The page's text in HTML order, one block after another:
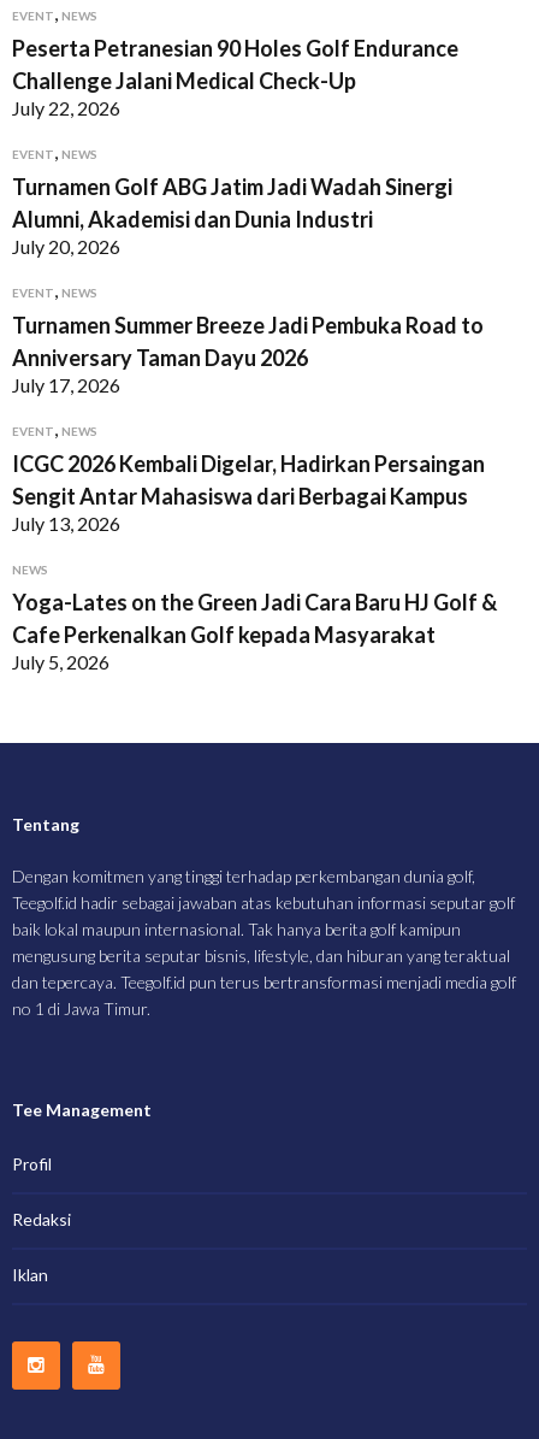
EVENT NEWS
Peserta Petranesian 90 Holes Golf Endurance
Challenge Jalani Medical Check-Up
July 22, 2026
EVENT NEWS
Turnamen Golf ABG Jatim Jadi Wadah Sinergi
Alumni, Akademisi dan Dunia Industri
July 20, 2026
EVENT NEWS
Turnamen Summer Breeze Jadi Pembuka Road to
Anniversary Taman Dayu 2026
July 17, 2026
EVENT NEWS
ICGC 2026 Kembali Digelar, Hadirkan Persaingan
Sengit Antar Mahasiswa dari Berbagai Kampus
July 13, 2026
NEWS
Yoga-Lates on the Green Jadi Cara Baru HJ Golf &
Cafe Perkenalkan Golf kepada Masyarakat
July 5, 2026
Tentang
Dengan komitmen yang tinggi terhadap perkembangan dunia golf,
Teegolf.id hadir sebagai jawaban atas kebutuhan informasi seputar golf
baik lokal maupun internasional. Tak hanya berita golf kamipun
mengusung berita seputar bisnis, lifestyle, dan hiburan yang teraktual
dan tepercaya. Teegolf.id pun terus bertransformasi menjadi media golf
no 1 di Jawa Timur.
Tee Management
Profil
Redaksi
Iklan